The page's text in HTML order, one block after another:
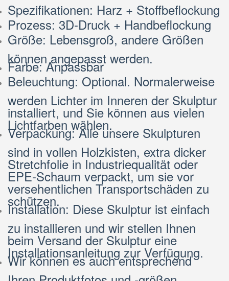
Spezifikationen: Harz + Stoffbeflockung
Prozess: 3D-Druck + Handbeflockung
Größe: Lebensgroß, andere Größen
können angepasst werden.
Farbe: Anpassbar
Beleuchtung: Optional. Normalerweise
werden Lichter im Inneren der Skulptur
installiert, und Sie können aus vielen
Lichtfarben wählen.
Verpackung: Alle unsere Skulpturen
sind in vollen Holzkisten, extra dicker
Stretchfolie in Industriequalität oder
EPE-Schaum verpackt, um sie vor
versehentlichen Transportschäden zu
schützen.
Installation: Diese Skulptur ist einfach
zu installieren und wir stellen Ihnen
beim Versand der Skulptur eine
Installationsanleitung zur Verfügung.
Wir können es auch entsprechend
Ihren Produktfotos und -größen